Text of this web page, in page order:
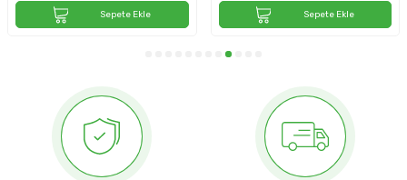
Sepete Ekle Sepete Ekle